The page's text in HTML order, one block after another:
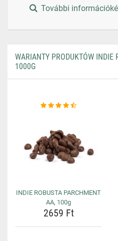
További
WARIANTY PRODUKTÓW INDIE
1000G
INDIE ROBUSTA PARCHMENT
AA, 100g
2659 Ft